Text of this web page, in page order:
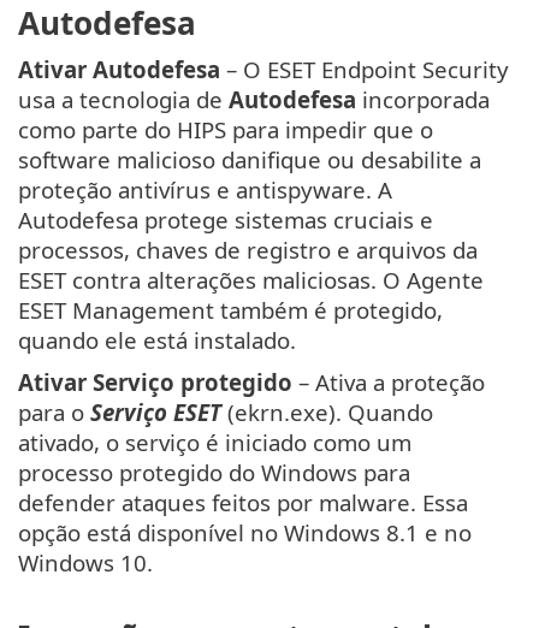
Autodefesa
Ativar Autodefesa – O ESET Endpoint Security
usa a tecnologia de Autodefesa incorporada
como parte do HIPS para impedir que o
software malicioso danifique ou desabilite a
proteção antivírus e antispyware. A
Autodefesa protege sistemas cruciais e
processos, chaves de registro e arquivos da
ESET contra alterações maliciosas. O Agente
ESET Management também é protegido,
quando ele está instalado.
Ativar Serviço protegido – Ativa a proteção
para o Serviço ESET(ekrn.exe). Quando
ativado, o serviço é iniciado como um
processo protegido do Windows para
defender ataques feitos por malware. Essa
opção está disponível no Windows 8.1 e no
Windows 10.